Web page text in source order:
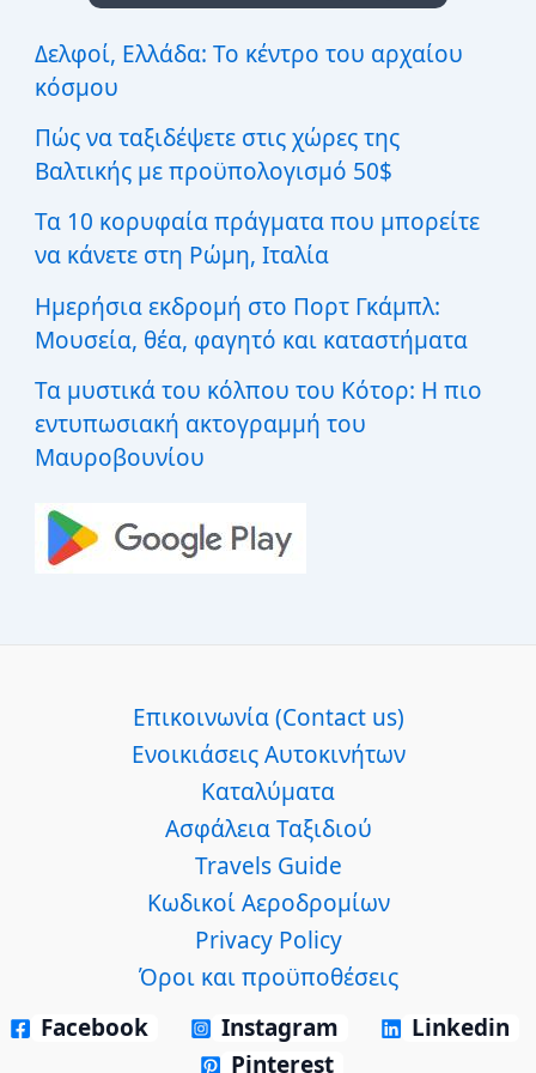
σ
η
γ
α
:
Δελφοί, Ελλάδα: Το κέντρο του αρχαίου
κόσμου
Πώς να ταξιδέψετε στις χώρες της
Βαλτικής με προϋπολογισμό 50$
Τα 10 κορυφαία πράγματα που μπορείτε
να κάνετε στη Ρώμη, Ιταλία
Ημερήσια εκδρομή στο Πορτ Γκάμπλ:
Μουσεία, θέα, φαγητό και καταστήματα
Τα μυστικά του κόλπου του Κότορ: Η πιο
εντυπωσιακή ακτογραμμή του
Μαυροβουνίου
Επικοινωνία (Contact us)
Ενοικιάσεις Αυτοκινήτων
Καταλύματα
Ασφάλεια Ταξιδιού
Travels Guide
Κωδικοί Αεροδρομίων
Privacy Policy
Όροι και προϋποθέσεις
Facebook
Instagram
Linkedin
Pinterest